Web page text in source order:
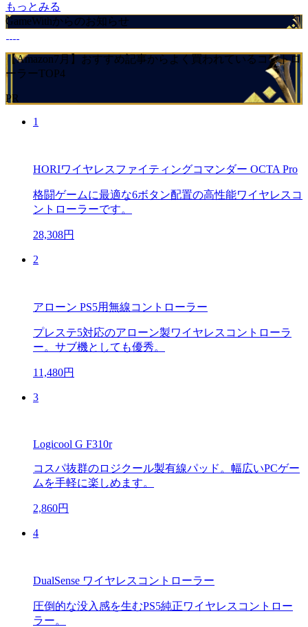
もっとみる
GameWithからのお知らせ
【Amazon7月】おすすめ記事からよく買われているコントロ
ーラーTOP4
PR
1
HORIワイヤレスファイティングコマンダー OCTA Pro
格闘ゲームに最適な6ボタン配置の高性能ワイヤレスコ
ントローラーです。
28,308円
2
アローン PS5用無線コントローラー
プレステ5対応のアローン製ワイヤレスコントローラ
ー。サブ機としても優秀。
11,480円
3
Logicool G F310r
コスパ抜群のロジクール製有線パッド。幅広いPCゲー
ムを手軽に楽しめます。
2,860円
4
DualSense ワイヤレスコントローラー
圧倒的な没入感を生むPS5純正ワイヤレスコントロー
ラー。